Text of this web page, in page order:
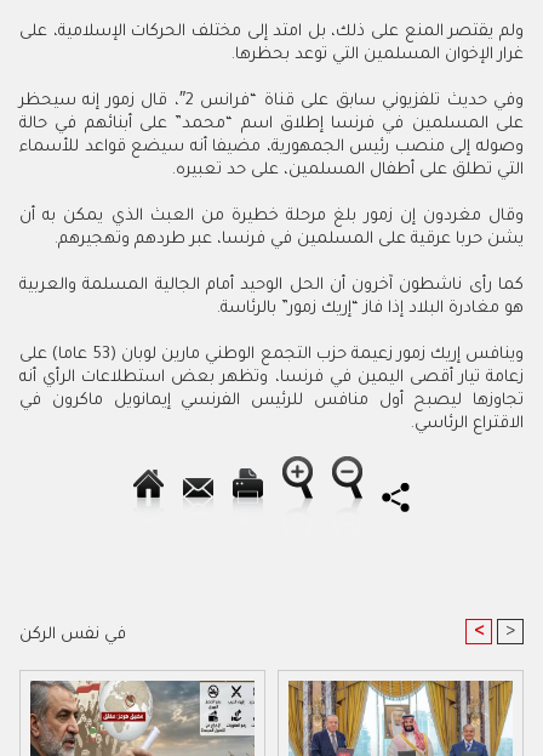
ولم يقتصر المنع على ذلك، بل امتد إلى مختلف الحركات الإسلامية، على
غرار الإخوان المسلمين التي توعد بحظرها.
وفي حديث تلفزيوني سابق على قناة “فرانس 2″، قال زمور إنه سيحظر
على المسلمين في فرنسا إطلاق اسم “محمد” على أبنائهم في حالة
وصوله إلى منصب رئيس الجمهورية، مضيفا أنه سيضع قواعد للأسماء
التي تطلق على أطفال المسلمين، على حد تعبيره.
وقال مغردون إن زمور بلغ مرحلة خطيرة من العبث الذي يمكن به أن
يشن حربا عرقية على المسلمين في فرنسا، عبر طردهم وتهجيرهم.
كما رأى ناشطون آخرون أن الحل الوحيد أمام الجالية المسلمة والعربية
هو مغادرة البلاد إذا فاز “إريك زمور” بالرئاسة.
وينافس إريك زمور زعيمة حزب التجمع الوطني مارين لوبان (53 عاما) على
زعامة تيار أقصى اليمين في فرنسا، وتظهر بعض استطلاعات الرأي أنه
تجاوزها ليصبح أول منافس للرئيس الفرنسي إيمانويل ماكرون في
الاقتراع الرئاسي.
في نفس الركن < >